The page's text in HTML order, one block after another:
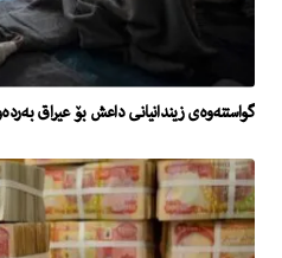
گواستنەوەی زیندانیانی داعش بۆ عیراق